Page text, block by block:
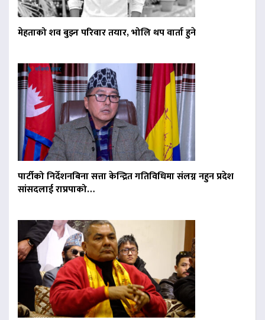
मेहताको शव बुझ्न परिवार तयार, भोलि थप वार्ता हुने
पार्टीको निर्देशनबिना सत्ता केन्द्रित गतिविधिमा संलग्न नहुन प्रदेश
सांसदलाई राप्रपाको…